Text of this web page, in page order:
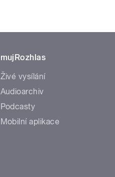
mujRozhlas
Živé vysílání
Audioarchiv
Podcasty
Mobilní aplikace